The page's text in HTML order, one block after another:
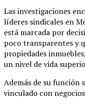
Las investigaciones
líderes sindicales en
está marcada por
poco transparentes y
propiedades
un nivel de vida
Además de su función
vinculado con